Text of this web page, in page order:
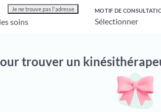
Je ne trouve pas l'adresse MOTIF DE
trouver un